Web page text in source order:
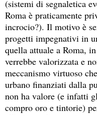
(sistemi di segnaletica
Roma è praticamente
incrocio?). Il motivo è
progetti impegnativi in
quella attuale a Roma,
verrebbe valorizzata e
meccanismo virtuoso
urbano finanziati dalla
non ha valore (e infatti
compro oro e tintorie)